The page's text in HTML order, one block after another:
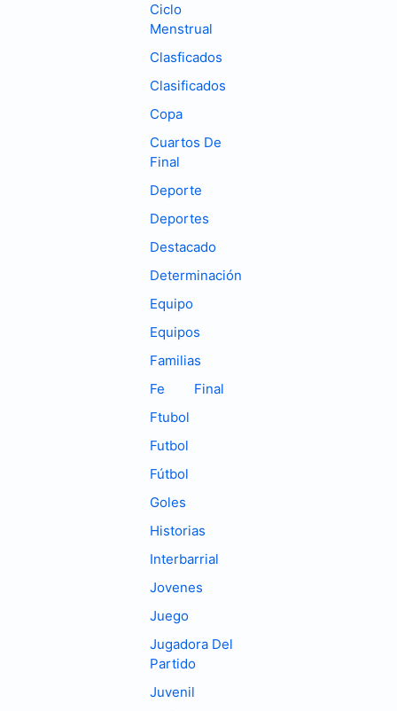
Ciclo
Menstrual
Clasficados
Clasificados
Copa
Cuartos De
Final
Deporte
Deportes
Destacado
Determinación
Equipo
Equipos
Familias
Fe
Final
Ftubol
Futbol
Fútbol
Goles
Historias
Interbarrial
Jovenes
Juego
Jugadora Del
Partido
Juvenil